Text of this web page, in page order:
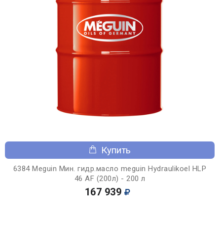
Купить
6384 Meguin Мин. гидр.масло meguin Hydraulikoel HLP
46 AF (200л) - 200 л
167 939